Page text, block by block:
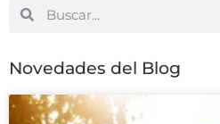
Novedades del Blog